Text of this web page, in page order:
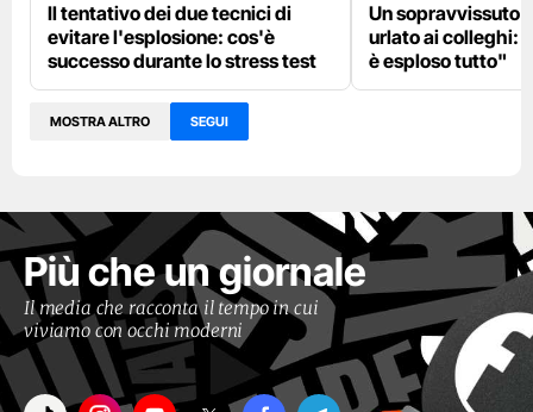
Il tentativo dei due tecnici di
evitare l'esplosione: cos'è
successo durante lo stress test
Un sopravvissuto
urlato ai colleghi:
è esploso tutto"
MOSTRA ALTRO SEGUI
Più che un giornale
Il media che racconta il tempo in cui
viviamo con occhi moderni